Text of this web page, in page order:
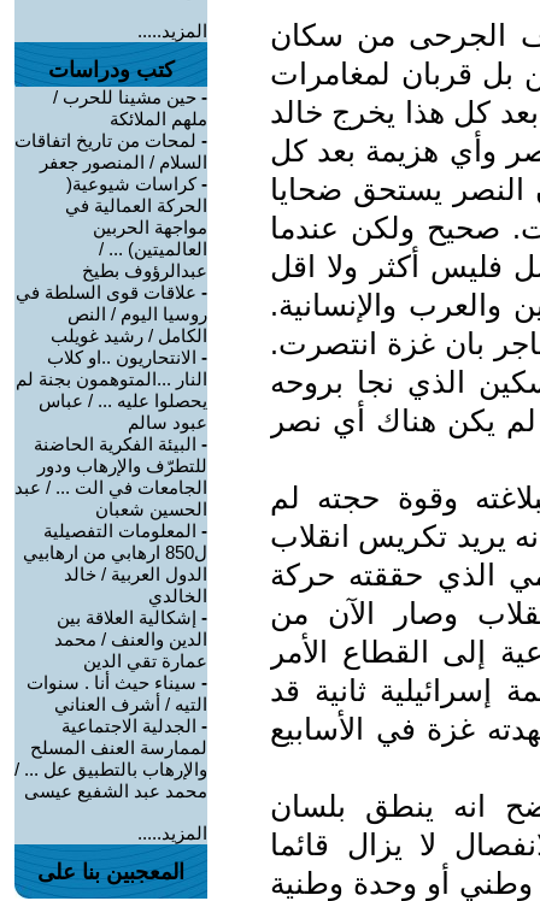
الجرحى من سكان
قربان لمغامرات
كل هذا يخرج خالد
وأي هزيمة بعد كل
النصر يستحق ضحايا
صحيح ولكن عندما
أكثر ولا اقل
والعرب والإنسانية.
بان غزة انتصرت.
الذي نجا بروحه
لم يكن هناك أي نصر
وقوة حجته لم
يريد تكريس انقلاب
الذي حققته حركة
وصار الآن من
إلى القطاع الأمر
ثانية قد
غزة في الأسابيع
انه ينطق بلسان
لا يزال قائما
أو وحدة وطنية
المزيد.....
كتب ودراسات
- حين مشينا للحرب /
ملهم الملائكة
- لمحات من تاريخ اتفاقات
السلام / المنصور جعفر
-كراسات شيوعية(
الحركة العمالية في
مواجهة الحربين
العالميتين) ... /
عبدالرؤوف بطيخ
- علاقات قوى السلطة في
روسيا اليوم / النص
الكامل / رشيد غويلب
- الانتحاريون ..او كلاب
النار ...المتوهمون بجنة لم
يحصلوا عليه ... / عباس
عبود سالم
- البيئة الفكرية الحاضنة
للتطرّف والإرهاب ودور
الجامعات في الت ... / عبد
الحسين شعبان
- المعلومات التفصيلية
ل850 ارهابي من ارهابيي
الدول العربية / خالد
الخالدي
- إشكالية العلاقة بين
الدين والعنف / محمد
عمارة تقي الدين
- سيناء حيث أنا . سنوات
التيه / أشرف العناني
- الجدلية الاجتماعية
لممارسة العنف المسلح
والإرهاب بالتطبيق عل ... /
محمد عبد الشفيع عيسى
المزيد.....
المعجبين بنا على